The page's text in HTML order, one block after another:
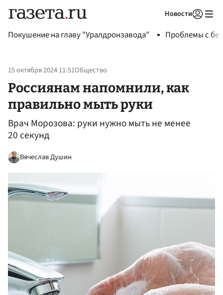
Новости
Покушение на главу "Уралдронзавода" Проблемы с
15 октября 2024 11:51Общество
Россиянам напомнили, как
правильно мыть руки
Врач Морозова: руки нужно мыть не менее
20 секунд
Вячеслав Душин